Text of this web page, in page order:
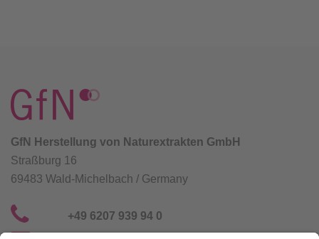
GfN Herstellung von Naturextrakten GmbH
Straßburg 16
69483 Wald-Michelbach / Germany
+49 6207 939 94 0